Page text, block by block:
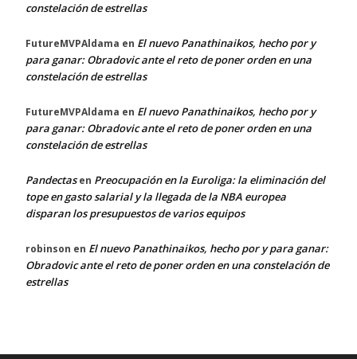
constelación de estrellas
FutureMVPAldama en El nuevo Panathinaikos, hecho por y
para ganar: Obradovic ante el reto de poner orden en una
constelación de estrellas
FutureMVPAldama en El nuevo Panathinaikos, hecho por y
para ganar: Obradovic ante el reto de poner orden en una
constelación de estrellas
Pandectasen Preocupación en la Euroliga: la eliminación del
tope en gasto salarial y la llegada de la NBA europea
disparan los presupuestos de varios equipos
robinson en El nuevo Panathinaikos, hecho por y para ganar:
Obradovic ante el reto de poner orden en una constelación de
estrellas